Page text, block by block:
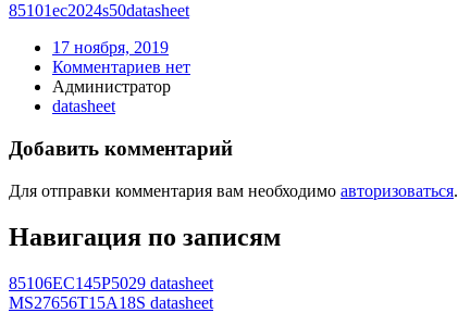
85101ec2024s50datasheet
17 ноября, 2019
Комментариев нет
Администратор
datasheet
Добавить комментарий
Для отправки комментария вам необходимо авторизоваться.
Навигация по записям
85106EC145P5029 datasheet
MS27656T15A18S datasheet